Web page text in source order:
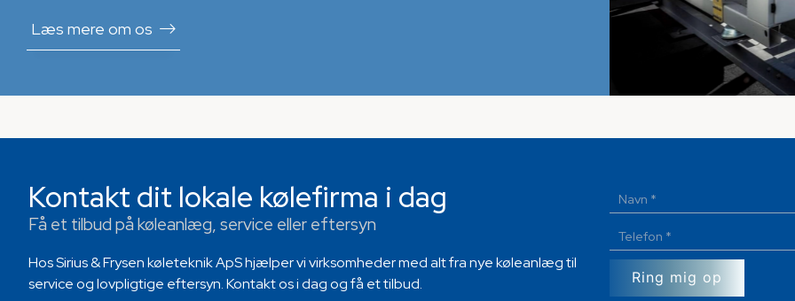
Læs mere om os
Kontakt dit lokale kølefirma i dag
Få et tilbud på køleanlæg, service eller eftersyn
Hos Sirius & Frysen køleteknik ApS hjælper vi virksomheder med alt fra nye køleanlæg til
service og lovpligtige eftersyn. Kontakt os i dag og få et tilbud.